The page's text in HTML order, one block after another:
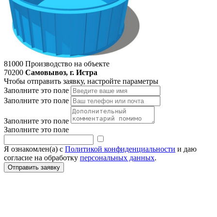
81000 Производство на объекте
70200 Самовывоз, г. Истра
Чтобы отправить заявку, настройте параметры
Заполните это поле
Заполните это поле
Заполните это поле
Заполните это поле
Я ознакомлен(а) с Политикой конфиденциальности и даю
согласие на обработку персональных данных.